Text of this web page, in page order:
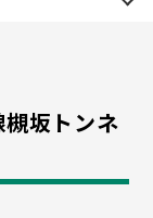
坂トンネ